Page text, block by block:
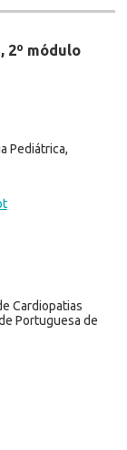
2º módulo
Pediátrica,
Cardiopatias
Portuguesa de